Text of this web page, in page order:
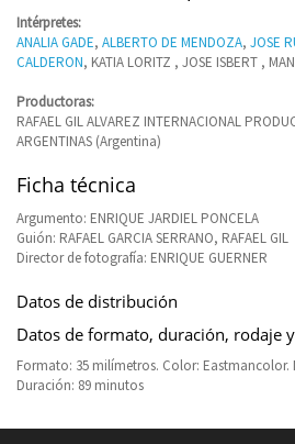
Intérpretes:
ANALIA GADE, ALBERTO DE MENDOZA, JOSE
CALDERON, KATIA LORITZ , JOSE ISBERT ,
Productoras:
RAFAEL GIL ALVAREZ INTERNACIONAL
ARGENTINAS (Argentina)
Ficha técnica
Argumento: ENRIQUE JARDIEL PONCELA
Guión: RAFAEL GARCIA SERRANO, RAFAEL GIL
Director de fotografía: ENRIQUE GUERNER
Datos de distribución
Datos de formato, duración, rodaje
Formato: 35 milímetros. Color: Eastmancolor.
Duración: 89 minutos